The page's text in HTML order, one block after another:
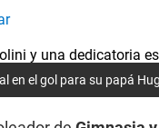
en el gol para su papá